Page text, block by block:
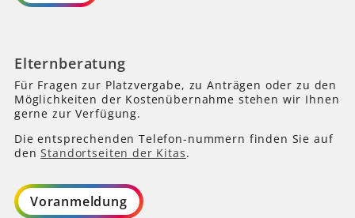
Elternberatung
Für Fragen zur Platzvergabe, zu Anträgen oder zu den
Möglichkeiten der Kostenübernahme stehen wir Ihnen
gerne zur Verfügung.
Die entsprechenden Telefon-nummern finden Sie auf
denStandortseiten der Kitas.
Voranmeldung